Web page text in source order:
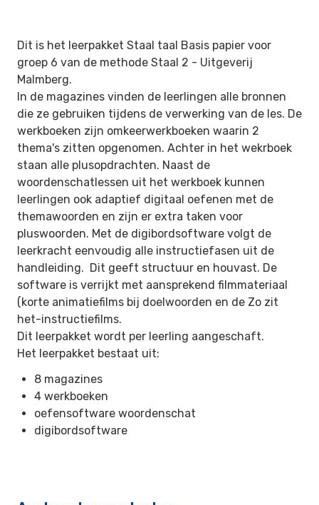
Dit is het leerpakket Staal taal Basis papier voor
groep 6 van de methode Staal 2 - Uitgeverij
Malmberg.
In de magazines vinden de leerlingen alle bronnen
die ze gebruiken tijdens de verwerking van de les. De
werkboeken zijn omkeerwerkboeken waarin 2
thema's zitten opgenomen. Achter in het wekrboek
staan alle plusopdrachten. Naast de
woordenschatlessen uit het werkboek kunnen
leerlingen ook adaptief digitaal oefenen met de
themawoorden en zijn er extra taken voor
pluswoorden. Met de digibordsoftware volgt de
leerkracht eenvoudig alle instructiefasen uit de
handleiding. Dit geeft structuur en houvast. De
software is verrijkt met aansprekend filmmateriaal
(korte animatiefilms bij doelwoorden en de Zo zit
het-instructiefilms.
Dit leerpakket wordt per leerling aangeschaft.
Het leerpakket bestaat uit:
8 magazines
4 werkboeken
oefensoftware woordenschat
digibordsoftware